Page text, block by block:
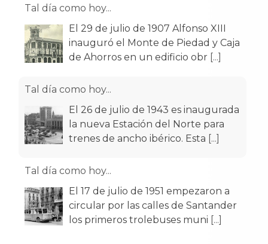
Tal día como hoy...
El 29 de julio de 1907 Alfonso XIII
inauguró el Monte de Piedad y Caja
de Ahorros en un edificio obr [...]
Tal día como hoy...
El 26 de julio de 1943 es inaugurada
la nueva Estación del Norte para
trenes de ancho ibérico. Esta [...]
Tal día como hoy...
El 17 de julio de 1951 empezaron a
circular por las calles de Santander
los primeros trolebuses muni [...]